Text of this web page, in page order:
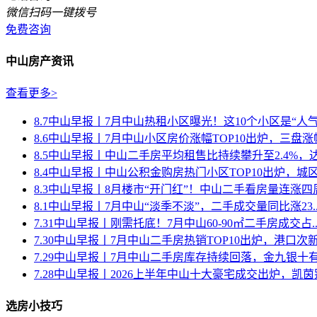
微信扫码一键拨号
免费咨询
中山房产资讯
查看更多>
8.7中山早报丨7月中山热租小区曝光！这10个小区是“人
8.6中山早报丨7月中山小区房价涨幅TOP10出炉，三盘涨
8.5中山早报丨中山二手房平均租售比持续攀升至2.4%，
8.4中山早报丨中山公积金购房热门小区TOP10出炉，城
8.3中山早报丨8月楼市“开门红”！中山二手看房量连涨四
8.1中山早报丨7月中山“淡季不淡”，二手成交量同比涨
7.31中山早报丨刚需托底！7月中山60-90㎡二手房成交占
7.30中山早报丨7月中山二手房热销TOP10出炉，港口次
7.29中山早报丨7月中山二手房库存持续回落，金九银十
7.28中山早报丨2026上半年中山十大豪宅成交出炉，凯茵
选房小技巧